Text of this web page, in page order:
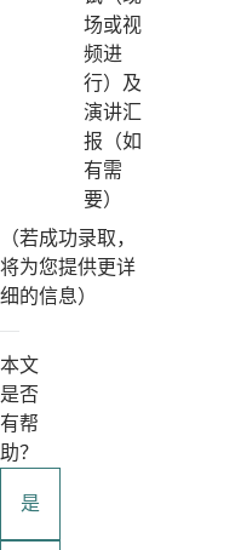
场或视
频进
行）及
演讲汇
报（如
有需
要）
（若成功录取，
将为您提供更详
细的信息）
本文
是否
有帮
助？
是